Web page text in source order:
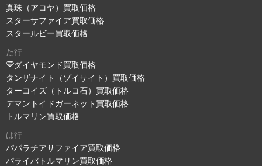
真珠（アコヤ）買取価格
スターサファイア買取価格
スタールビー買取価格
た行
ダイヤモンド買取価格
タンザナイト（ゾイサイト）買取価格
ターコイズ（トルコ石）買取価格
デマントイドガーネット買取価格
トルマリン買取価格
は行
パパラチアサファイア買取価格
パライバトルマリン買取価格